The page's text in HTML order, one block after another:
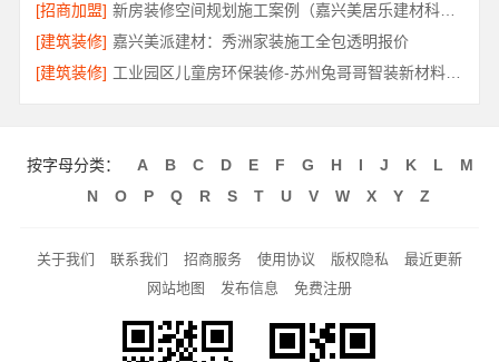
[招商加盟]
新房装修空间规划施工案例（嘉兴美居乐建材科技有限公司）
[建筑装修] 嘉兴美派建材：秀洲家装施工全包透明报价
[建筑装修]
工业园区儿童房环保装修-苏州兔哥哥智装新材料有限公司精选材料
按字母分类： A B C D E F G H I J K L
M
N
O P Q R S T U V W X Y Z
关于我们 联系我们 招商服务 使用协议 版权隐私
最近更新
网站地图
发布信息 免费注册